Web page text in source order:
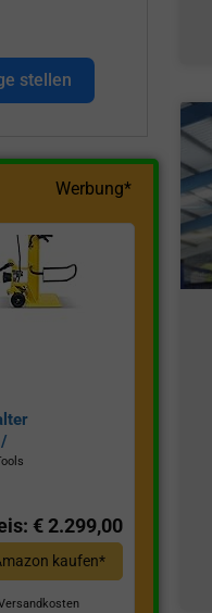
stellen
Werbung*
Inkl.
€ 2.299,00
kaufen*